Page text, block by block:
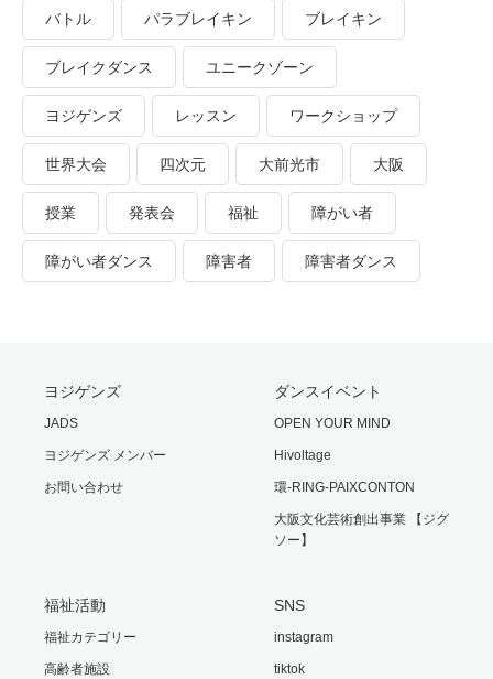
バトル パラブレイキン ブレイキン
ブレイクダンス ユニークゾーン
ヨジゲンズ レッスン ワークショップ
世界大会 四次元 大前光市 大阪
授業 発表会 福祉 障がい者
障がい者ダンス 障害者 障害者ダンス
ヨジゲンズ
JADS
ヨジゲンズ メンバー
お問い合わせ
ダンスイベント
OPEN YOUR MIND
Hivoltage
環-RING-PAIXCONTON
大阪文化芸術創出事業 【ジグ
ソー】
福祉活動
福祉カテゴリー
高齢者施設
SNS
instagram
tiktok